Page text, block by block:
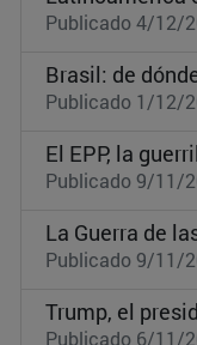
Publicado 4/12/
Publicado 1/12/
Publicado 9/11/
La Guerra de
Publicado 9/11/
Publicado 6/11/